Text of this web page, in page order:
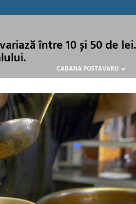
CABANA POSTAVARU
între 10 și 50 de